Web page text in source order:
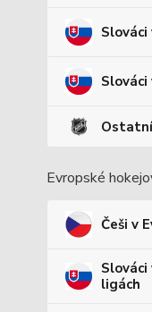
Slováci
Slováci
Evropské
Češi v
Slováci
ligách